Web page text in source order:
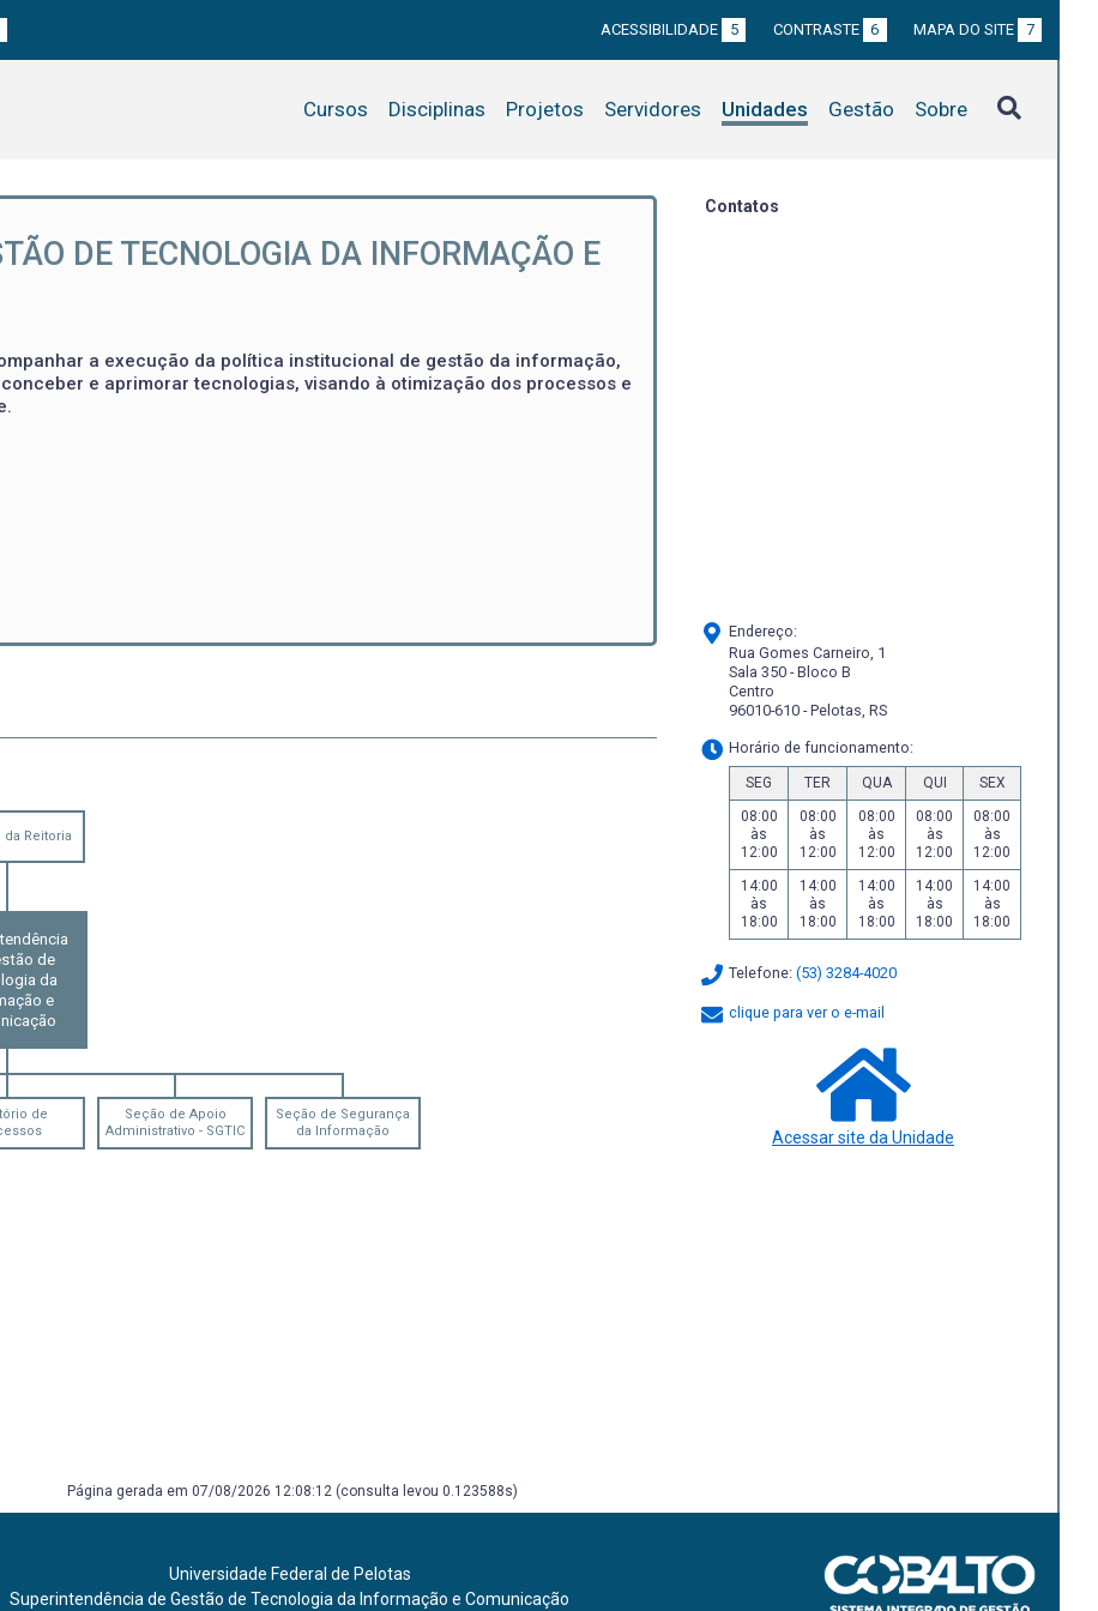
ACESSIBILIDADE 5 CONTRASTE 6 MAPA DO SITE 7
Cursos Disciplinas Projetos Servidores Unidades Gestão Sobre
DE TECNOLOGIA DA INFORMAÇÃO E
a execução da política institucional de gestão da informação,
e aprimorar tecnologias, visando à otimização dos processos e
da Reitoria
de
da
e
de
Seção de Apoio
Administrativo - SGTIC
Seção de Segurança
da Informação
Contatos
Endereço:
Rua Gomes Carneiro, 1
Sala 350 - Bloco B
Centro
96010-610 - Pelotas, RS
Horário de funcionamento:
SEG TER QUA QUI
SEX
08:00
às
12:00
08:00
às
12:00
08:00
às
12:00
08:00
às
12:00
08:00
às
12:00
14:00
às
18:00
14:00
às
18:00
14:00
às
18:00
14:00
às
18:00
14:00
às
18:00
Telefone: (53) 3284-4020
clique para ver o e-mail
Acessar site da Unidade
Página gerada em 07/08/2026 12:08:12 (consulta levou 0.123588s)
Universidade Federal de Pelotas
Superintendência de Gestão de Tecnologia da Informação e Comunicação